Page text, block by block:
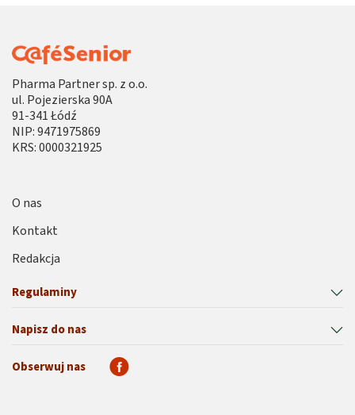
Pharma Partner sp. z o.o.
ul. Pojezierska 90A
91-341 Łódź
NIP: 9471975869
KRS: 0000321925
Regulaminy
Napisz do nas
O nas
Kontakt
Redakcja
Obserwuj nas